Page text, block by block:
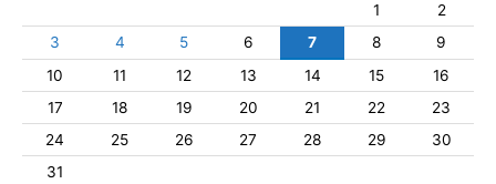
1
2
3
4 5 6 7 8
9
10
11 12 13 14 15
16
17
18 19 20 21 22
23
24
25 26 27 28 29
30
31